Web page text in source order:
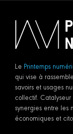
Le Printemps
qui vise à
savoirs et usages
collectif.
synergies entre les
économiques et